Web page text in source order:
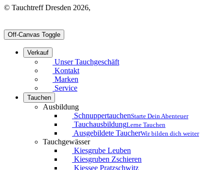
© Tauchtreff Dresden 2026,
Off-Canvas Toggle
Verkauf
Unser Tauchgeschäft
Kontakt
Marken
Service
Tauchen
Ausbildung
SchnuppertauchenStarte Dein Abenteuer
TauchausbildungLerne Tauchen
Ausgebildete TaucherWir bilden dich weiter
Tauchgewässer
Kiesgrube Leuben
Kiesgruben Zschieren
Kiessee Pratzschwitz